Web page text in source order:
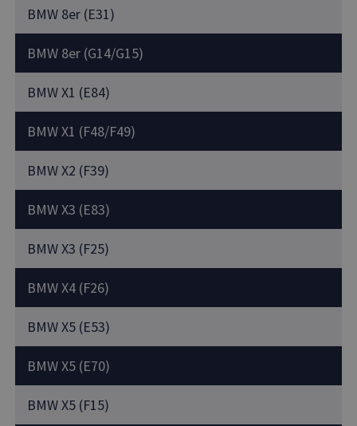
BMW 8er (E31)
BMW 8er (G14/G15)
BMW X1 (E84)
BMW X1 (F48/F49)
BMW X2 (F39)
BMW X3 (E83)
BMW X3 (F25)
BMW X4 (F26)
BMW X5 (E53)
BMW X5 (E70)
BMW X5 (F15)